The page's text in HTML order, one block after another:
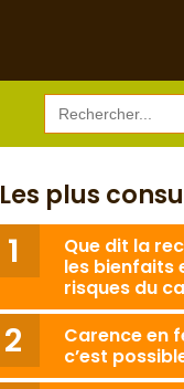
Search
for:
Les plus
Que dit la
les bienfaits
risques du
Carence en
c’est